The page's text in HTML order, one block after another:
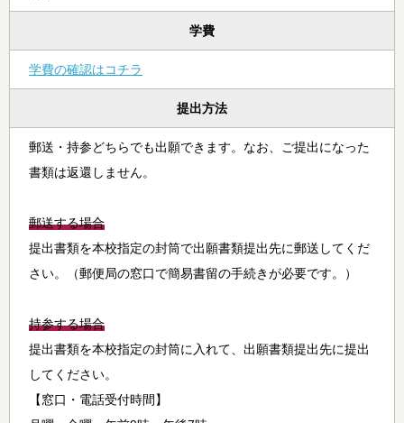
学費
学費の確認はコチラ
提出方法
郵送・持参どちらでも出願できます。なお、ご提出になった
書類は返還しません。
郵送する場合
提出書類を本校指定の封筒で出願書類提出先に郵送してくだ
さい。（郵便局の窓口で簡易書留の手続きが必要です。）
持参する場合
提出書類を本校指定の封筒に入れて、出願書類提出先に提出
してください。
【窓口・電話受付時間】